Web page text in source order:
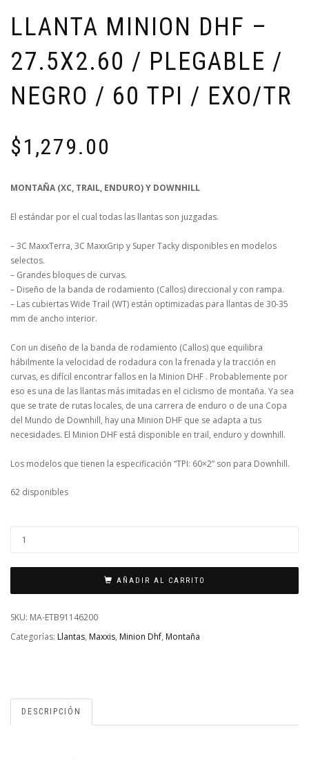
LLANTA MINION DHF –
27.5X2.60 / PLEGABLE /
NEGRO / 60 TPI / EXO/TR
$1,279.00
MONTAÑA (XC, TRAIL, ENDURO) Y DOWNHILL
El estándar por el cual todas las llantas son juzgadas.
– 3C MaxxTerra, 3C MaxxGrip y Super Tacky disponibles en modelos
selectos.
– Grandes bloques de curvas.
– Diseño de la banda de rodamiento (Callos) direccional y con rampa.
– Las cubiertas Wide Trail (WT) están optimizadas para llantas de 30-35
mm de ancho interior.
Con un diseño de la banda de rodamiento (Callos) que equilibra
hábilmente la velocidad de rodadura con la frenada y la tracción en
curvas, es difícil encontrar fallos en la Minion DHF . Probablemente por
eso es una de las llantas más imitadas en el ciclismo de montaña. Ya sea
que se trate de rutas locales, de una carrera de enduro o de una Copa
del Mundo de Downhill, hay una Minion DHF que se adapta a tus
necesidades. El Minion DHF está disponible en trail, enduro y downhill.
Los modelos que tienen la especificación “TPI: 60×2” son para Downhill.
62 disponibles
LLANTA
-
27.5X2.60
/
60
AÑADIR AL CARRITO
SKU: MA-ETB91146200
Categorías: Llantas, Maxxis, Minion Dhf, Montaña
DESCRIPCIÓN